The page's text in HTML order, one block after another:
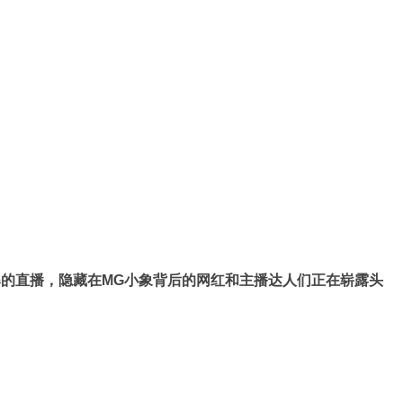
直播，隐藏在MG小象背后的网红和主播达人们正在崭露头